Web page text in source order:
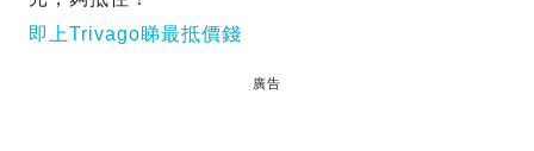
即上Trivago睇最抵價錢
廣告